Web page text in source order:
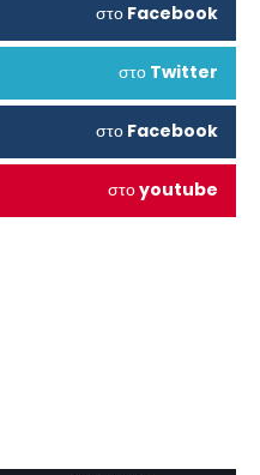
στο Facebook
στο Twitter
στο Facebook
στοyoutube